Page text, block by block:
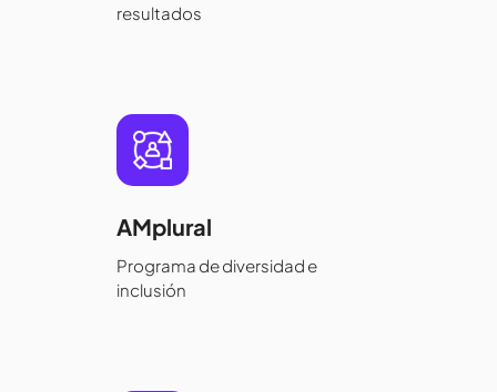
resultados
AMplural
Programa de diversidad e
inclusión